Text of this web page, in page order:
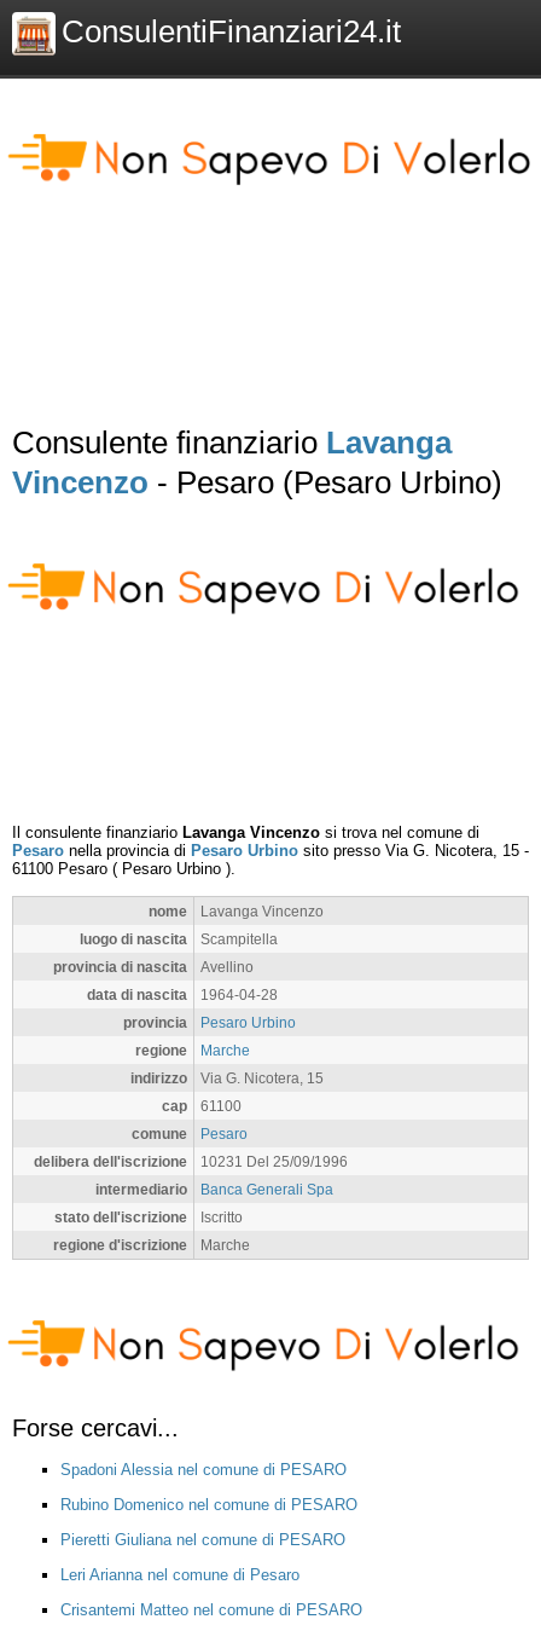
ConsulentiFinanziari24.it
Consulente finanziario Lavanga
Vincenzo - Pesaro (Pesaro Urbino)
Il consulente finanziario Lavanga Vincenzo si trova nel comune di
Pesaro nella provincia di Pesaro Urbino sito presso Via G. Nicotera, 15 -
61100 Pesaro ( Pesaro Urbino ).
nome
Lavanga Vincenzo
luogo di nascita
Scampitella
provincia di nascita
Avellino
data di nascita
1964-04-28
provincia
Pesaro Urbino
regione
Marche
indirizzo
Via G. Nicotera, 15
cap
61100
comune
Pesaro
delibera dell'iscrizione
10231 Del 25/09/1996
intermediario
Banca Generali Spa
stato dell'iscrizione
Iscritto
regione d'iscrizione
Marche
Forse cercavi...
Spadoni Alessia nel comune di PESARO
Rubino Domenico nel comune di PESARO
Pieretti Giuliana nel comune di PESARO
Leri Arianna nel comune di Pesaro
Crisantemi Matteo nel comune di PESARO